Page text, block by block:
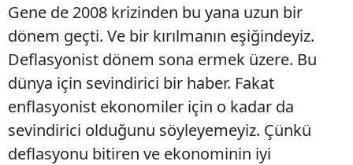
Gene de 2008 krizinden bu yana uzun bir
dönem geçti. Ve bir kırılmanın eşiğindeyiz.
Deflasyonist dönem sona ermek üzere. Bu
dünya için sevindirici bir haber. Fakat
enflasyonist ekonomiler için o kadar da
sevindirici olduğunu söyleyemeyiz. Çünkü
deflasyonu bitiren ve ekonominin iyi